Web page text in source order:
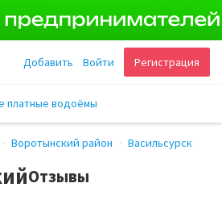
Регистрация
Войти
Добавить
платные водоёмы
Воротынский район Васильсурск
Отзывы